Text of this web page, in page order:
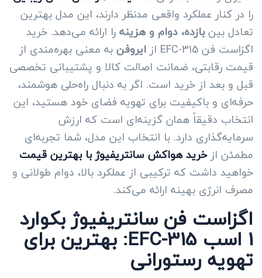
را در کنار عملکرد واقعی مدنظر دارند، این مدل بهترین
تعادل بینبازده، دوام و هزینهرا ارائه می‌دهد. خرید
اگزاست فن EFC-315 از
ایروفنبه معنی بهره‌مندی از
قیمت رقابتی، ضمانت اصالت کالا و پشتیبانی تخصصی
قبل و بعد از خرید است. اگر به دنبال راه‌حلی هوشمند،
حرفه‌ای و باکیفیت برای تهویه فضای خود هستید، این
انتخاب دقیقاً همان گزینه‌ای است که ارزش
سرمایه‌گذاری دارد. با انتخاب این مدل، شما تجربه‌ای
مطمئن ازخرید هواکش سانتریفیوژ با بهترین قیمت
خواهید داشت که ترکیبی از عملکرد بالا، دوام طولانی و
مصرف انرژی بهینه ارائه می‌کند.
اگزاست فن سانتریفیوژ بکوارد
1 اسب EFC-315: بهترین برای
تهویه رستورانی